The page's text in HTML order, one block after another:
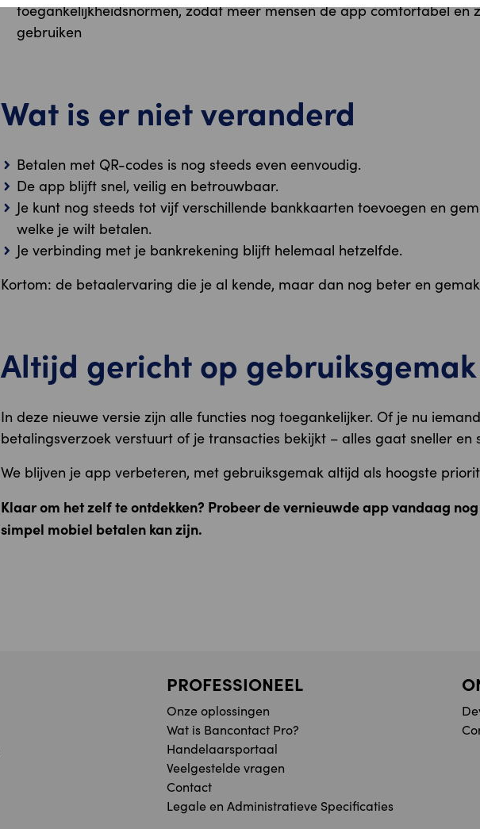
toegankelijkheidsnormen, zodat meer mensen de app comfortabel en
gebruiken
Wat is er niet veranderd
Betalen met QR-codes is nog steeds even eenvoudig.
De app blijft snel, veilig en betrouwbaar.
Je kunt nog steeds tot vijf verschillende bankkaarten toevoegen en
welke je wilt betalen.
Je verbinding met je bankrekening blijft helemaal hetzelfde.
Kortom: de betaalervaring die je al kende, maar dan nog beter en
Altijd gericht op gebruiksgemak
In deze nieuwe versie zijn alle functies nog toegankelijker. Of je nu
betalingsverzoek verstuurt of je transacties bekijkt – alles gaat sneller en
We blijven je app verbeteren, met gebruiksgemak altijd als hoogste
Klaar om het zelf te ontdekken? Probeer de vernieuwde app vandaag
simpel mobiel betalen kan zijn.
PROFESSIONEEL
Onze oplossingen
Wat is Bancontact Pro?
Handelaarsportaal
Veelgestelde vragen
Contact
Legale en Administratieve Specificaties